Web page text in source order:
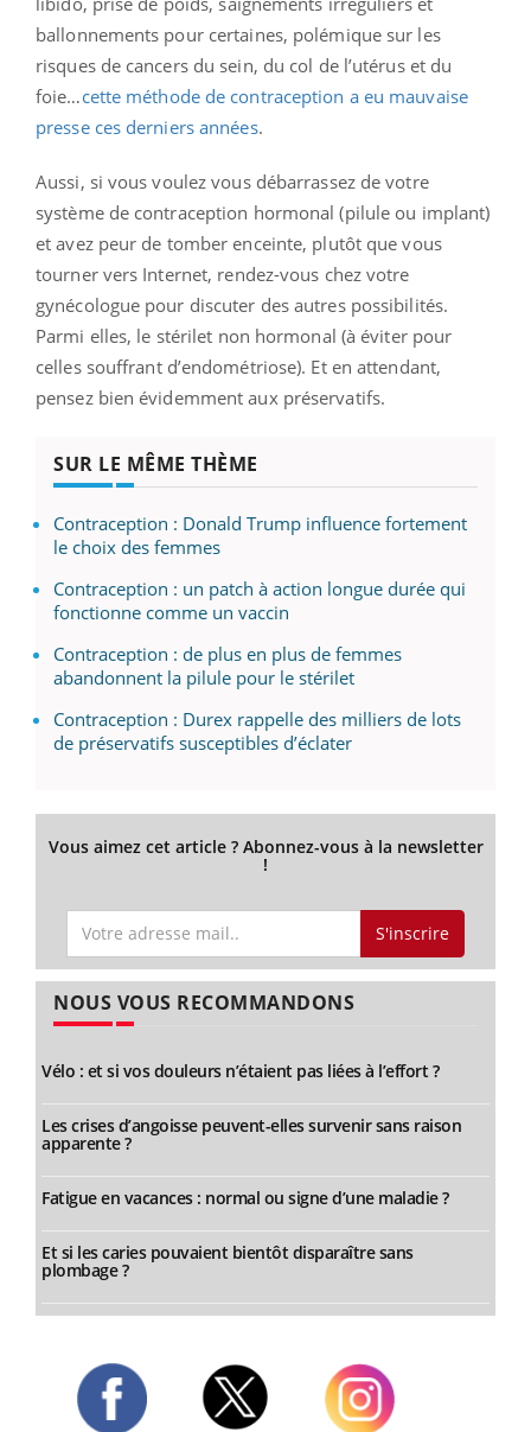
ballonnements pour certaines, polémique sur les
risques de cancers du sein, du col de l’utérus et du
foie…cette méthode de contraception a eu mauvaise
presse ces derniers années.
Aussi, si vous voulez vous débarrassez de votre
système de contraception hormonal (pilule ou implant)
et avez peur de tomber enceinte, plutôt que vous
tourner vers Internet, rendez-vous chez votre
gynécologue pour discuter des autres possibilités.
Parmi elles, le stérilet non hormonal (à éviter pour
celles souffrant d’endométriose). Et en attendant,
pensez bien évidemment aux préservatifs.
SUR LE MÊME THÈME
Contraception : Donald Trump influence fortement
le choix des femmes
Contraception : un patch à action longue durée qui
fonctionne comme un vaccin
Contraception : de plus en plus de femmes
abandonnent la pilule pour le stérilet
Contraception : Durex rappelle des milliers de lots
de préservatifs susceptibles d’éclater
Vous aimez cet article ? Abonnez-vous à la newsletter
!
S'inscrire
NOUS VOUS RECOMMANDONS
Vélo : et si vos douleurs n’étaient pas liées à l’effort ?
Les crises d’angoisse peuvent-elles survenir sans raison
apparente ?
Fatigue en vacances : normal ou signe d’une maladie ?
Et si les caries pouvaient bientôt disparaître sans
plombage ?